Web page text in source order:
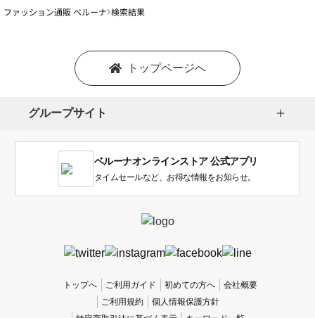
ファッション通販 ベルーナ 検索結果
トップページへ
グループサイト
ベルーナオンラインストア 公式アプリ
タイムセールなど、お得な情報をお知らせ。
トップへ ご利用ガイド 初めての方へ
会社概要
ご利用規約
個人情報保護方針